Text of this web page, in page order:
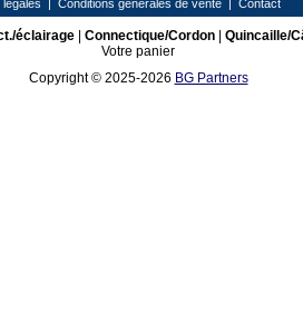
légales | Conditions générales de vente | Contact
éclairage| Connectique/Cordon| Quincaille/
Votre panier
Copyright © 2025-2026 BG Partners